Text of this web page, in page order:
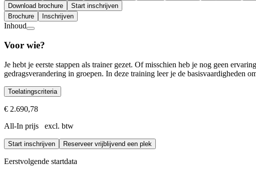
Download brochure
Start inschrijven
Brochure
Inschrijven
Inhoud
Voor wie?
Je hebt je eerste stappen als trainer gezet. Of misschien heb je nog geen
gedragsverandering in groepen. In deze training leer je de basisvaardigheden
Toelatingscriteria
Toelatingscriteria
Hbo werk- en denkniveau.
€ 2.690,78
All-In prijs excl. btw
Start inschrijven Reserveer vrijblijvend een plek
Eerstvolgende startdata